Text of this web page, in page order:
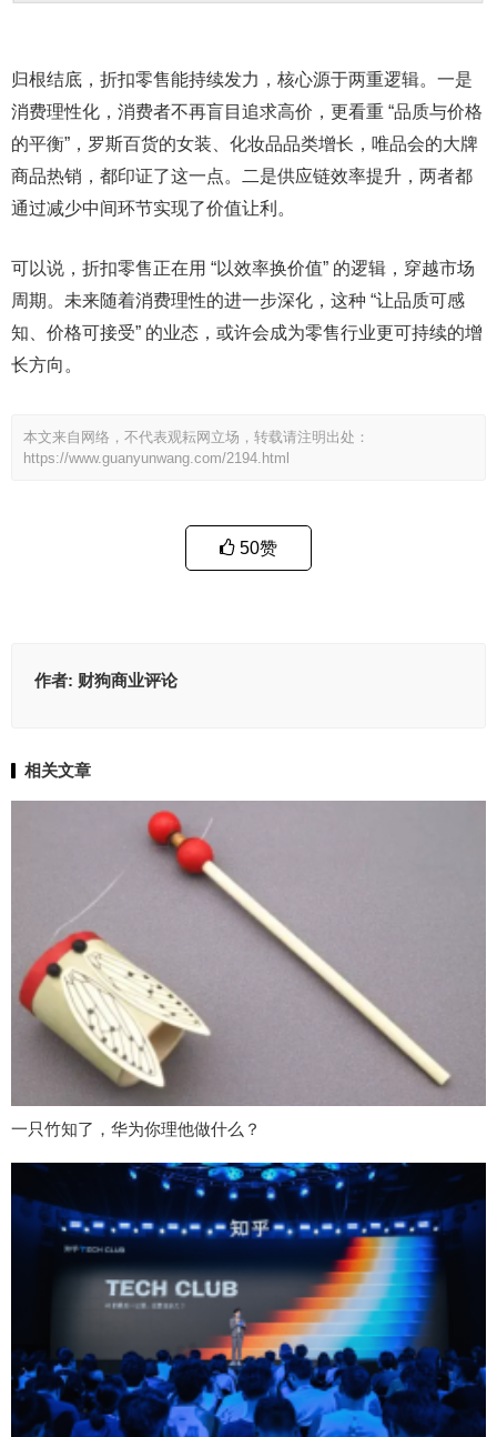
归根结底，折扣零售能持续发力，核心源于两重逻辑。一是
消费理性化，消费者不再盲目追求高价，更看重 “品质与价格
的平衡”，罗斯百货的女装、化妆品品类增长，唯品会的大牌
商品热销，都印证了这一点。二是供应链效率提升，两者都
通过减少中间环节实现了价值让利。
可以说，折扣零售正在用 “以效率换价值” 的逻辑，穿越市场
周期。未来随着消费理性的进一步深化，这种 “让品质可感
知、价格可接受” 的业态，或许会成为零售行业更可持续的增
长方向。
本文来自网络，不代表观耘网立场，转载请注明出处：
https://www.guanyunwang.com/2194.html
50赞
作者: 财狗商业评论
相关文章
一只竹知了，华为你理他做什么？